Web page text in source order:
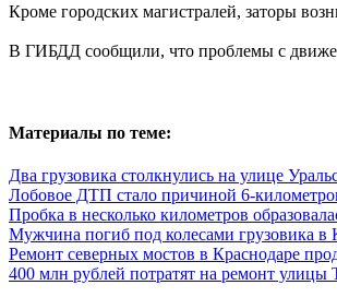
Кроме городских магистралей, заторы
В ГИБДД сообщили, что проблемы с
Материалы по теме:
Два грузовика столкнулись на улице
Лобовое ДТП стало причиной 6-
Пробка в несколько километров
Мужчина погиб под колесами грузовика в
Ремонт северных мостов в Краснодаре
400 млн рублей потратят на ремонт улицы